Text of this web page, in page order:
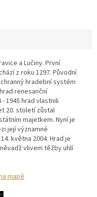
a Lučiny. První
z roku 1297. Původní
hradební systém
renesanční
1945 hrad vlastnili
20. století zůstal
majetkem. Nyní je
její významné
května 2004. Hrad je
vlivem těžby uhlí
mapě